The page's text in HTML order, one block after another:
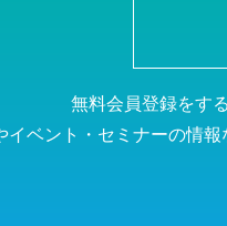
無料会員登録をす
イベント・セミナーの情